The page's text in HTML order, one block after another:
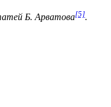
Б. Арватова[5].